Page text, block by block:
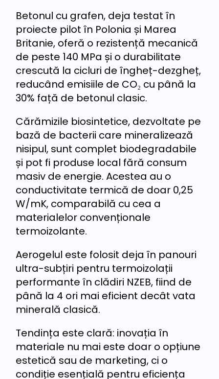
Betonul cu grafen, deja testat în
proiecte pilot în Polonia și Marea
Britanie, oferă o rezistență mecanică
de peste 140 MPa și o durabilitate
crescută la cicluri de îngheț-dezgheț,
reducând emisiile de CO₂ cu până la
30% față de betonul clasic.
Cărămizile biosintetice, dezvoltate pe
bază de bacterii care mineralizează
nisipul, sunt complet biodegradabile
și pot fi produse local fără consum
masiv de energie. Acestea au o
conductivitate termică de doar 0,25
W/mK, comparabilă cu cea a
materialelor convenționale
termoizolante.
Aerogelul este folosit deja în panouri
ultra-subțiri pentru termoizolații
performante în clădiri NZEB, fiind de
până la 4 ori mai eficient decât vata
minerală clasică.
Tendința este clară: inovația în
materiale nu mai este doar o opțiune
estetică sau de marketing, ci o
condiție esențială pentru eficiența